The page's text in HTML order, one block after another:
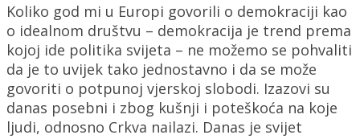
Koliko god mi u Europi govorili o demokraciji kao
o idealnom društvu – demokracija je trend prema
kojoj ide politika svijeta – ne možemo se pohvaliti
da je to uvijek tako jednostavno i da se može
govoriti o potpunoj vjerskoj slobodi. Izazovi su
danas posebni i zbog kušnji i poteškoća na koje
ljudi, odnosno Crkva nailazi. Danas je svijet